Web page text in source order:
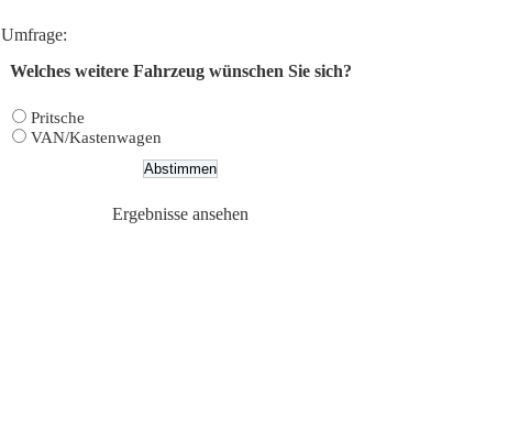
Umfrage:
Welches weitere Fahrzeug wünschen Sie sich?
Pritsche
VAN/Kastenwagen
Ergebnisse ansehen